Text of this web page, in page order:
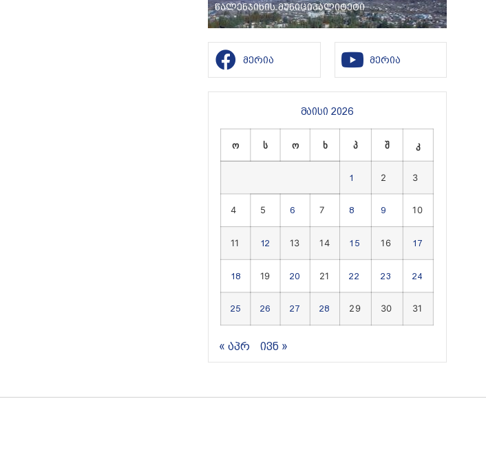
წალენჯიხის მუნიციპალიტეტი
მერია მერია
მაისი 2026
ო ს ო ხ პ შ კ
1 2 3
4 5 6 7 8 9 10
11 12 13 14 15 16 17
18 19 20 21 22 23 24
25 26 27 28 29 30 31
« აპრ ივნ »